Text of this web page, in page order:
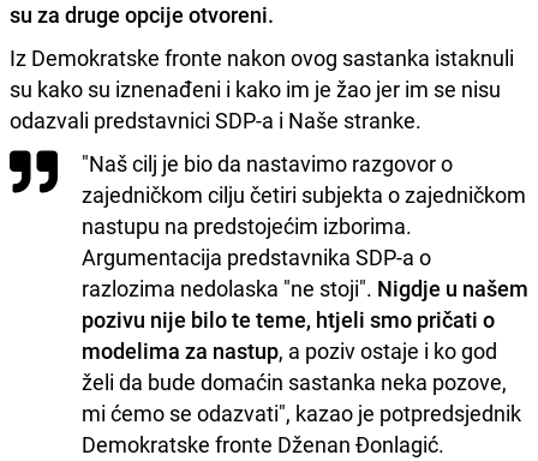
su za druge opcije otvoreni.
Iz Demokratske fronte nakon ovog sastanka istaknuli
su kako su iznenađeni i kako im je žao jer im se nisu
odazvali predstavnici SDP-a i Naše stranke.
"Naš cilj je bio da nastavimo razgovor o
zajedničkom cilju četiri subjekta o zajedničkom
nastupu na predstojećim izborima.
Argumentacija predstavnika SDP-a o
razlozima nedolaska "ne stoji". Nigdje u našem
pozivu nije bilo te teme, htjeli smo pričati o
modelima za nastup, a poziv ostaje i ko god
želi da bude domaćin sastanka neka pozove,
mi ćemo se odazvati", kazao je potpredsjednik
Demokratske fronte Dženan Đonlagić.